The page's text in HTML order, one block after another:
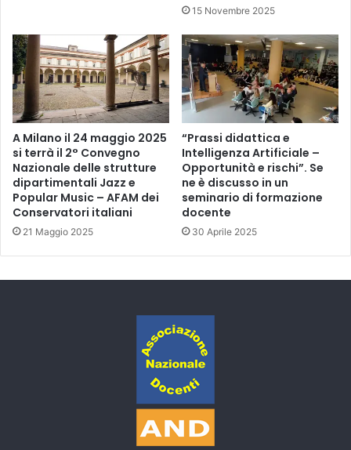
15 Novembre 2025
A Milano il 24 maggio 2025
si terrà il 2° Convegno
Nazionale delle strutture
dipartimentali Jazz e
Popular Music – AFAM dei
Conservatori italiani
21 Maggio 2025
“Prassi didattica e
Intelligenza Artificiale –
Opportunità e rischi”. Se
ne è discusso in un
seminario di formazione
docente
30 Aprile 2025